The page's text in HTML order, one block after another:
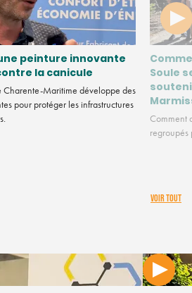
peinture innovante
la canicule
Charente-Maritime développe des
pour protéger les infrastructures
Soule
Comment
regroupés
VOIR TOUT